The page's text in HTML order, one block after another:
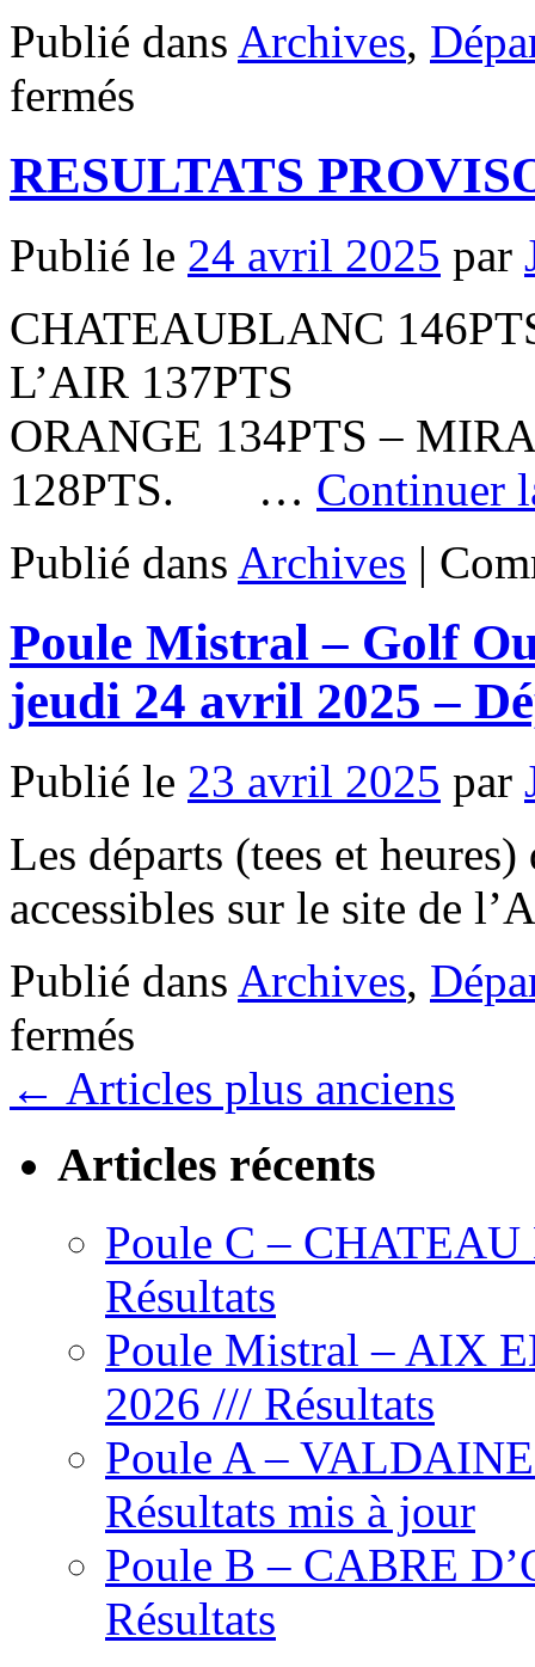
Publié dans Archives,
fermés
Golf
Ouest
Provence
mardi
mai
2025
Départs
mis
à
jour
RESULTATS
Publié le 24 avril 2025 par
CHATEAUBLANC
L’AIR
ORANGE 134PTS –
128PTS. … Continuer
Publié dans Archives |
Poule Mistral – Golf
jeudi 24 avril 2025 –
Publié le 23 avril 2025 par
Les départs (tees et
accessibles sur le site de
Publié dans Archives,
fermés
–
Golf
Provence
Miramas
avril
–
Départs
← Articles plus anciens
Articles récents
Poule C –
Résultats
Poule Mistral – AIX
2026 /// Résultats
Poule A –
Résultats mis à jour
Poule B – CABRE
Résultats